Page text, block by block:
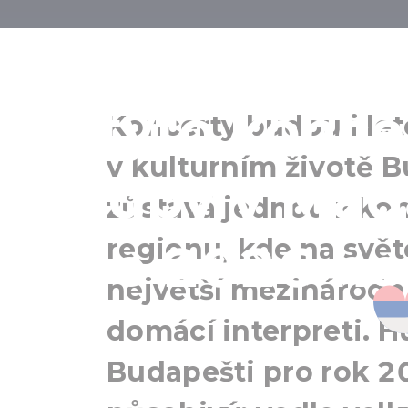
tyto
hudby v
roce 2026
Koncerty budou i
v kulturním životě
zůstává jednou z
regionu, kde na
největší
domácí interpreti.
Budapešti pro rok